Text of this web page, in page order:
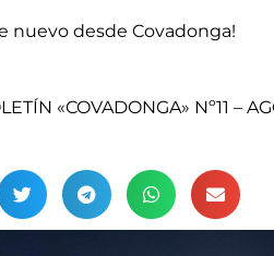
nuevo desde Covadonga!
«COVADONGA» Nº11 –